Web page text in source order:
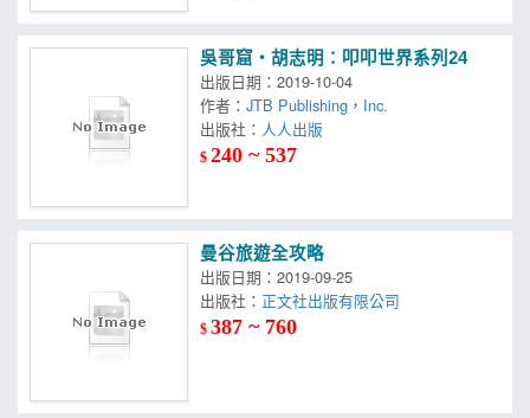
吳哥窟‧胡志明：叩叩世界系列24
出版日期：2019-10-04
作者：JTB Publishing ， Inc.
出版社：
$240 ~ 537
曼谷旅遊全攻略
出版日期：2019-09-25
出版社：
$387 ~ 760